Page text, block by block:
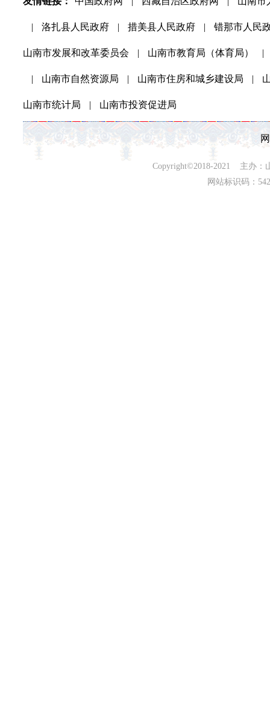
| 洛扎县人民政府 | 措美县人民政府 | 错那市人民
山南市发展和改革委员会 | 山南市教育局（体育局） |
| 山南市自然资源局 | 山南市住房和城乡建设局 |
山南市统计局 | 山南市投资促进局
Copyright©2018-2021 主办：
网站标识码：